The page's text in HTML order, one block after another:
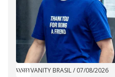
VANITY BRASIL/ 07/08/2026